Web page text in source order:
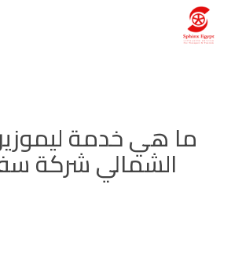
ما هي خدمة
الشمالي شركة